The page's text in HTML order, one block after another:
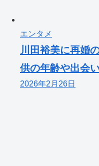
エンタメ
川田裕美に再婚
供の年齢や出会
2026年2月26日